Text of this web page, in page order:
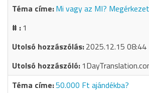
Mi vagy az MI?
1
2025.12.15 08:44
50.000 Ft ajándékba?